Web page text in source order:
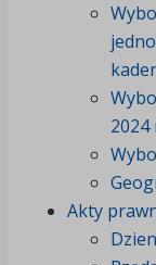
2024
Akty